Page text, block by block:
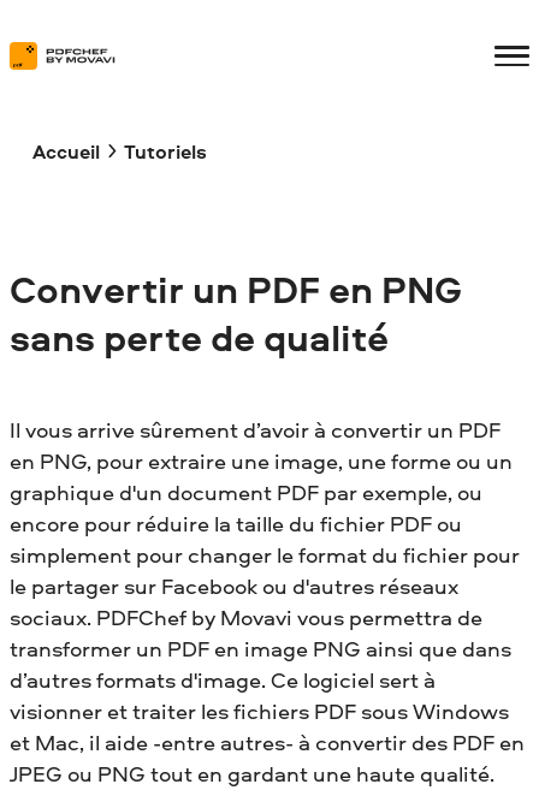
Accueil Tutoriels
Сonvertir un PDF en PNG
sans perte de qualité
Il vous arrive sûrement d’avoir à convertir un PDF
en PNG, pour extraire une image, une forme ou un
graphique d'un document PDF par exemple, ou
encore pour réduire la taille du fichier PDF ou
simplement pour changer le format du fichier pour
le partager sur Facebook ou d'autres réseaux
sociaux. PDFChef by Movavi vous permettra de
transformer un PDF en image PNG ainsi que dans
d’autres formats d'image. Ce logiciel sert à
visionner et traiter les fichiers PDF sous Windows
et Mac, il aide -entre autres- à convertir des PDF en
JPEG ou PNG tout en gardant une haute qualité.